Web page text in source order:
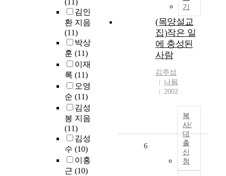
(11)
김인
환 지음
(11)
박상
훈 (11)
이재
록 (11)
오영
순 (11)
김성
봉 지음
(11)
김성
수 (10)
이홍
근 (10)
기
(목양설교
집)작은 일
에 충성된
사람
김주섭
나됨
2002
복
사/
대
출
신
청
6